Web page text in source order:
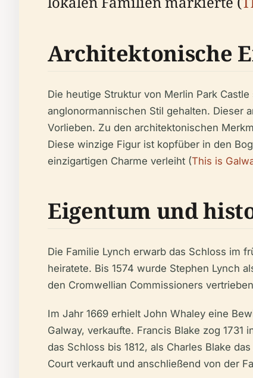
Architektonische
Die heutige Struktur von Merlin Park
anglonormannischen Stil gehalten. Dieser
Vorlieben. Zu den architektonischen
Diese winzige Figur ist kopfüber in den
einzigartigen Charme verleiht (This is
Eigentum und
Die Familie Lynch erwarb das Schloss im
heiratete. Bis 1574 wurde Stephen Lynch
den Cromwellian Commissioners
Im Jahr 1669 erhielt John Whaley eine
Galway, verkaufte. Francis Blake zog
das Schloss bis 1812, als Charles Blake
Court verkauft und anschließend von der